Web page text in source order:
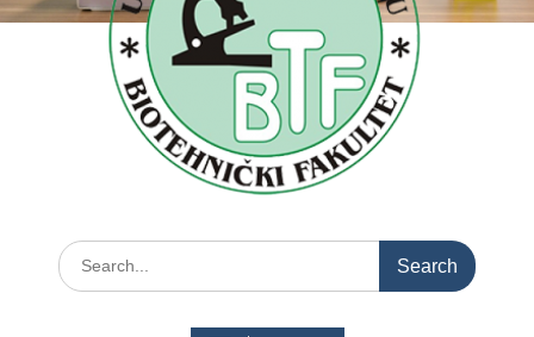
Search
for: